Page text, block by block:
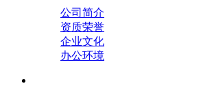
公司简介
资质荣誉
企业文化
办公环境